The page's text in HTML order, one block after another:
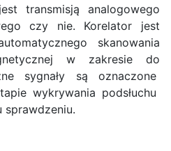
transmisją analogowego
czy nie. Korelator jest
skanowania
w zakresie do
sygnały są oznaczone
wykrywania podsłuchu
sprawdzeniu.